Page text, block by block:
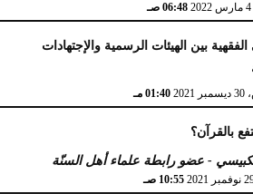
06:48 صـ
الفقهية بين الهيئات الرسمية والإجتهادات
01:40 مـ
بالقرآن؟
- عضو رابطة علماء أهل السنّة
10:55 صـ